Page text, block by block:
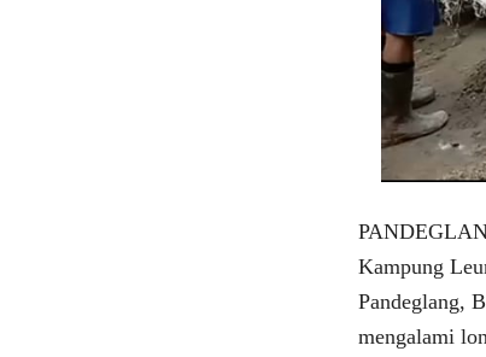
Kampung
Pandeglang,
mengalami